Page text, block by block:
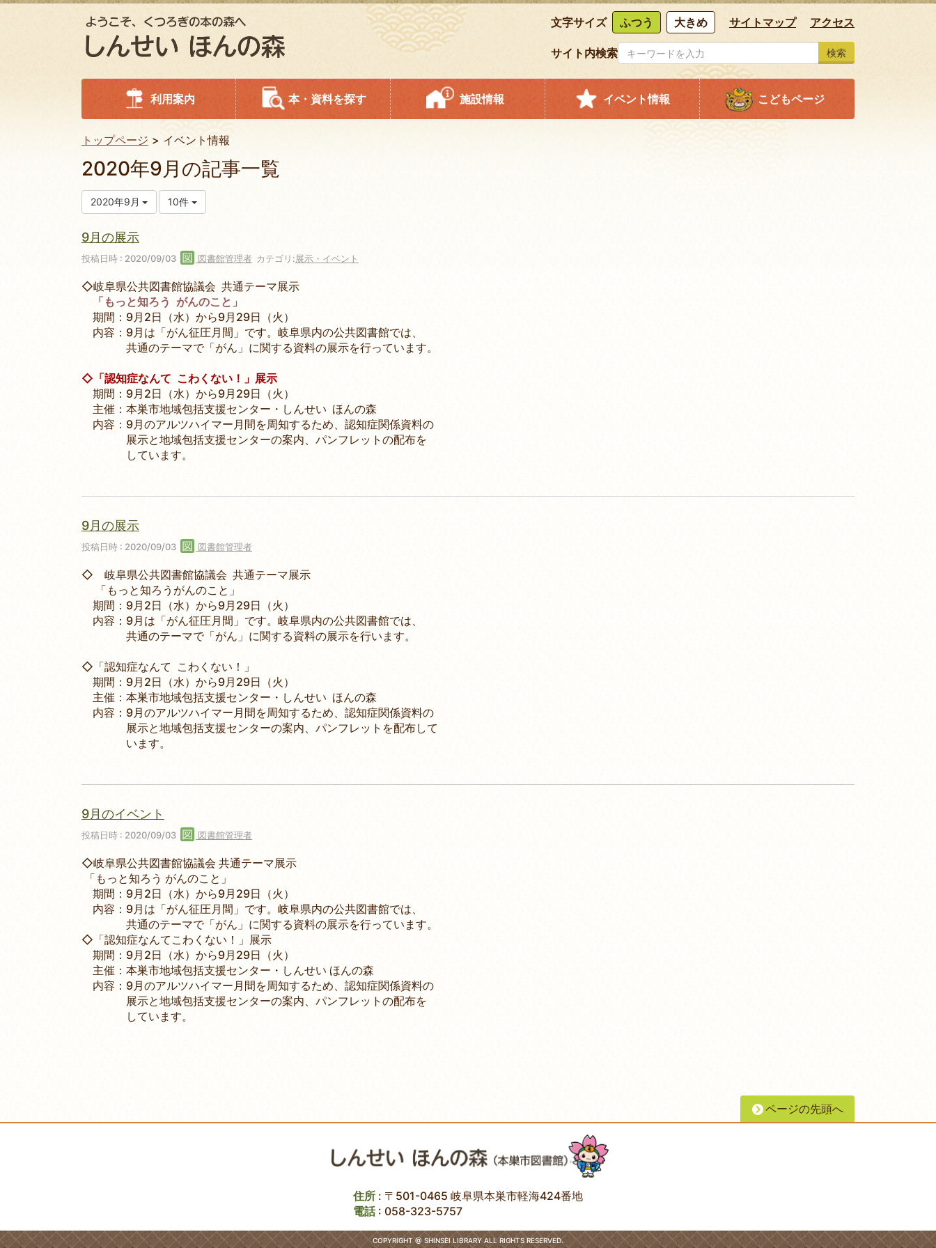
文字サイズ ふつう 大きめ サイトマップ アクセス
サイト内検索 検索
利用案内 本・資料を探す 施設情報 イベント情報 こどもページ
トップページ イベント情報
2020年9月の記事一覧
2020年9月 10件
9月の展示
投稿日時 : 2020/09/03 図書館管理者 カテゴリ:展示・イベント
◇岐阜県公共図書館協議会 共通テーマ展示
「もっと知ろう がんのこと」
期間：9月2日（水）から9月29日（火）
内容：9月は「がん征圧月間」です。岐阜県内の公共図書館では、
共通のテーマで「がん」に関する資料の展示を行っています。
◇「認知症なんて こわくない！」展示
期間：9月2日（水）から9月29日（火）
主催：本巣市地域包括支援センター・しんせい ほんの森
内容：9月のアルツハイマー月間を周知するため、認知症関係資料の
展示と地域包括支援センターの案内、パンフレットの配布を
しています。
9月の展示
投稿日時 : 2020/09/03 図書館管理者
◇ 岐阜県公共図書館協議会 共通テーマ展示
「もっと知ろうがんのこと」
期間：9月2日（水）から9月29日（火）
内容：9月は「がん征圧月間」です。岐阜県内の公共図書館では、
共通のテーマで「がん」に関する資料の展示を行います。
◇「認知症なんて こわくない！」
期間：9月2日（水）から9月29日（火）
主催：本巣市地域包括支援センター・しんせい ほんの森
内容：9月のアルツハイマー月間を周知するため、認知症関係資料の
展示と地域包括支援センターの案内、パンフレットを配布して
います。
9月のイベント
投稿日時 : 2020/09/03 図書館管理者
◇岐阜県公共図書館協議会 共通テーマ展示
「もっと知ろう がんのこと」
期間：9月2日（水）から9月29日（火）
内容：9月は「がん征圧月間」です。岐阜県内の公共図書館では、
共通のテーマで「がん」に関する資料の展示を行っています。
◇「認知症なんてこわくない！」展示
期間：9月2日（水）から9月29日（火）
主催：本巣市地域包括支援センター・しんせい ほんの森
内容：9月のアルツハイマー月間を周知するため、認知症関係資料の
展示と地域包括支援センターの案内、パンフレットの配布を
しています。
ページの先頭へ
住所 : 〒501-0465 岐阜県本巣市軽海424番地
電話: 058-323-5757
COPYRIGHT @ SHINSEI LIBRARY ALL RIGHTS RESERVED.